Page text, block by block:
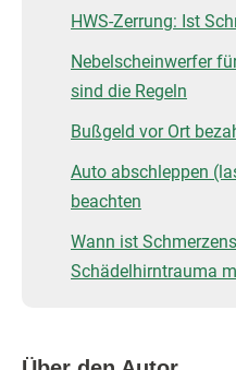
HWS-Zerrung: Ist
Nebelscheinwerfer
sind die Regeln
Bußgeld vor Ort
Auto abschleppen
beachten
Wann ist
Schädelhirntrauma